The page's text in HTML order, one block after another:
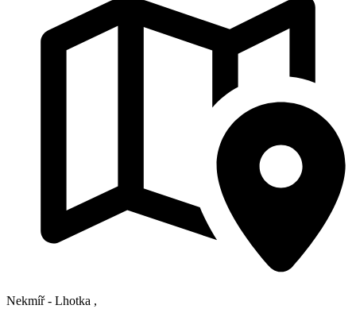
Nekmíř - Lhotka ,